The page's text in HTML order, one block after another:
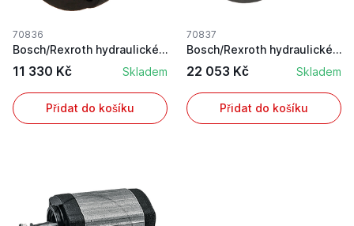
70836
Bosch/Rexroth hydraulické čerpadlo pro Fendt na...
11 330 Kč Skladem
Přidat do košíku
70837
Bosch/Rexroth hydraulické čerpadlo pro Case IH ...
22 053 Kč Skladem
Přidat do košíku